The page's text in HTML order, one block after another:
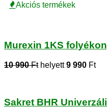
Akciós termékek
Murexin 1KS
10 990 Fthelyett9 990 Ft
Sakret BHR